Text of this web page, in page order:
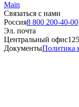
Main
Связаться с нами
Россия8 800 200-40-00
Эл. почта
Центральный офис
ДокументыПолитика